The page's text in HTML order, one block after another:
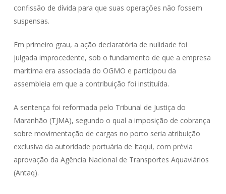
confissão de dívida para que suas operações não fossem
suspensas.
Em primeiro grau, a ação declaratória de nulidade foi
julgada improcedente, sob o fundamento de que a empresa
marítima era associada do OGMO e participou da
assembleia em que a contribuição foi instituída.
A sentença foi reformada pelo Tribunal de Justiça do
Maranhão (TJMA), segundo o qual a imposição de cobrança
sobre movimentação de cargas no porto seria atribuição
exclusiva da autoridade portuária de Itaqui, com prévia
aprovação da Agência Nacional de Transportes Aquaviários
(Antaq).